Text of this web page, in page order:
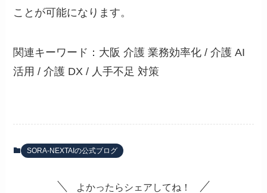
ことが可能になります。
関連キーワード：大阪 介護 業務効率化 / 介護 AI
活用 / 介護 DX / 人手不足 対策
SORA-NEXTAIの公式ブログ
よかったらシェアしてね！